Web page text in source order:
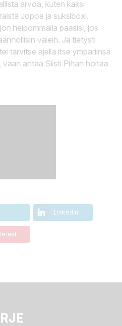
arvoa, kuten kaksi
Jopoa ja suksiboxi.
helpommalla pääsisi, jos
välein. Ja tietysti
tarvitse ajella itse ympäriinsä
antaa Siisti Pihan hoitaa
Linkedin